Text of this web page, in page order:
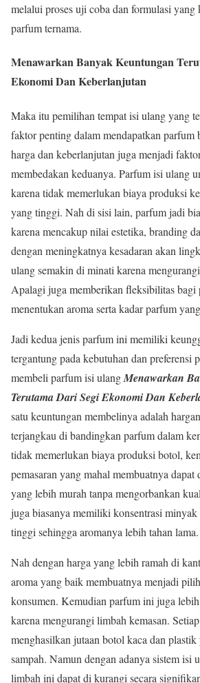
melalui proses uji coba dan formulasi yang
parfum ternama.
Menawarkan Banyak Keuntungan
Ekonomi Dan Keberlanjutan
Maka itu pemilihan tempat isi ulang yang
faktor penting dalam mendapatkan parfum
harga dan keberlanjutan juga menjadi
membedakan keduanya. Parfum isi ulang
karena tidak memerlukan biaya produksi
yang tinggi. Nah di sisi lain, parfum jadi
karena mencakup nilai estetika, branding
dengan meningkatnya kesadaran akan
ulang semakin di minati karena
Apalagi juga memberikan fleksibilitas bagi
menentukan aroma serta kadar parfum
Jadi kedua jenis parfum ini memiliki
tergantung pada kebutuhan dan preferensi
membeli parfum isi ulangMenawarkan
Terutama Dari Segi Ekonomi Dan
satu keuntungan membelinya adalah
terjangkau di bandingkan parfum dalam
tidak memerlukan biaya produksi botol,
pemasaran yang mahal membuatnya dapat
yang lebih murah tanpa mengorbankan
juga biasanya memiliki konsentrasi
tinggi sehingga aromanya lebih tahan lama.
Nah dengan harga yang lebih ramah di
aroma yang baik membuatnya menjadi
konsumen. Kemudian parfum ini juga
karena mengurangi limbah kemasan.
menghasilkan jutaan botol kaca dan
sampah. Namun dengan adanya sistem isi
limbah ini dapat di kurangi secara